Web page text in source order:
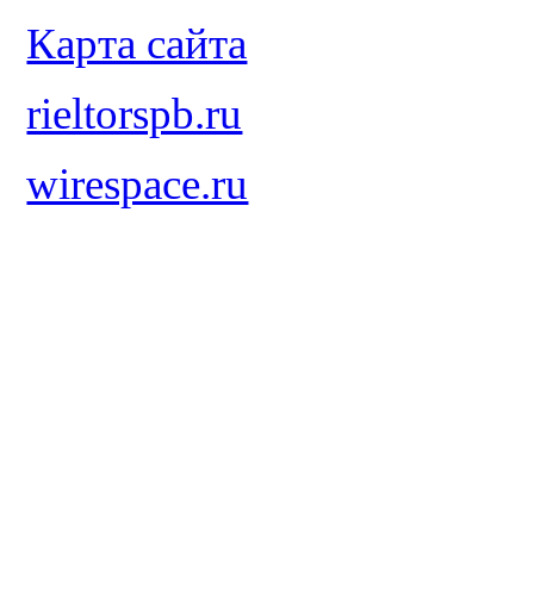
Карта сайта
rieltorspb.ru
wirespace.ru